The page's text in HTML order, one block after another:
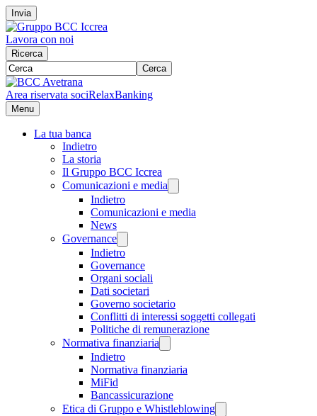
Invia
Lavora con noi
Ricerca
Cerca
Area riservata sociRelaxBanking
Menu
La tua banca
Indietro
La storia
Il Gruppo BCC Iccrea
Comunicazioni e media
Indietro
Comunicazioni e media
News
Governance
Indietro
Governance
Organi sociali
Dati societari
Governo societario
Conflitti di interessi soggetti collegati
Politiche di remunerazione
Normativa finanziaria
Indietro
Normativa finanziaria
MiFid
Bancassicurazione
Etica di Gruppo e Whistleblowing